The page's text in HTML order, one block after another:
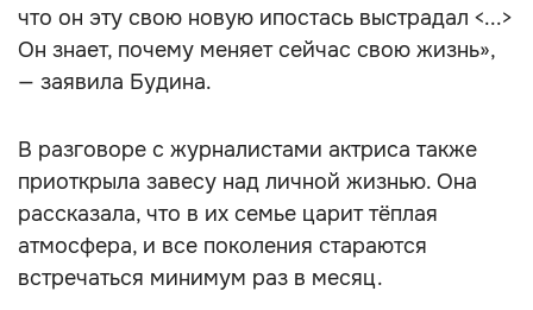
что он эту свою новую ипостась выстрадал <...>
Он знает, почему меняет сейчас свою жизнь»,
— заявила Будина.
В разговоре с журналистами актриса также
приоткрыла завесу над личной жизнью. Она
рассказала, что в их семье царит тёплая
атмосфера, и все поколения стараются
встречаться минимум раз в месяц.